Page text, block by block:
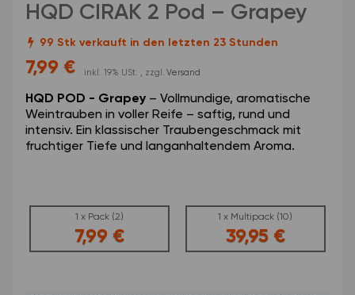
HQD CIRAK 2 Pod – Grapey
99 Stk verkauft in den letzten 23 Stunden
7,99 € inkl. 19% USt. , zzgl. Versand
HQD POD - Grapey – Vollmundige, aromatische
Weintrauben in voller Reife – saftig, rund und
intensiv. Ein klassischer Traubengeschmack mit
fruchtiger Tiefe und langanhaltendem Aroma.
1 x Pack (2)
1 x Pack (2)
7,99 €
1 x Multipack (10)
1 x Multipack (10)
39,95 €